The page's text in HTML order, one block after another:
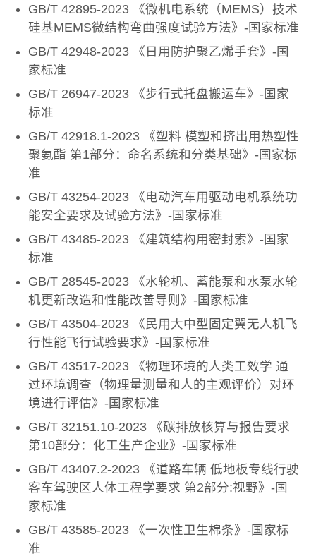
GB/T 42895-2023 《微机电系统（MEMS）技术
硅基MEMS微结构弯曲强度试验方法》-国家标准
GB/T 42948-2023 《日用防护聚乙烯手套》-国
家标准
GB/T 26947-2023 《步行式托盘搬运车》-国家
标准
GB/T 42918.1-2023 《塑料 模塑和挤出用热塑性
聚氨酯 第1部分：命名系统和分类基础》-国家标
准
GB/T 43254-2023 《电动汽车用驱动电机系统功
能安全要求及试验方法》-国家标准
GB/T 43485-2023 《建筑结构用密封索》-国家
标准
GB/T 28545-2023 《水轮机、蓄能泵和水泵水轮
机更新改造和性能改善导则》-国家标准
GB/T 43504-2023 《民用大中型固定翼无人机飞
行性能飞行试验要求》-国家标准
GB/T 43517-2023 《物理环境的人类工效学 通
过环境调查（物理量测量和人的主观评价）对环
境进行评估》-国家标准
GB/T 32151.10-2023 《碳排放核算与报告要求
第10部分：化工生产企业》-国家标准
GB/T 43407.2-2023 《道路车辆 低地板专线行驶
客车驾驶区人体工程学要求 第2部分:视野》-国
家标准
GB/T 43585-2023 《一次性卫生棉条》-国家标
准